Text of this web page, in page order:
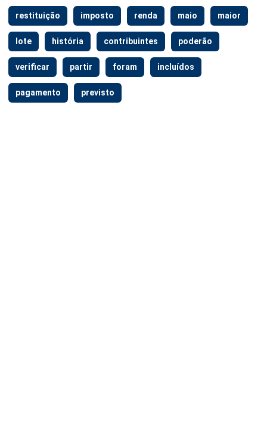
restituição imposto renda maio maior
lote história contribuintes poderão
verificar partir foram incluídos
pagamento previsto